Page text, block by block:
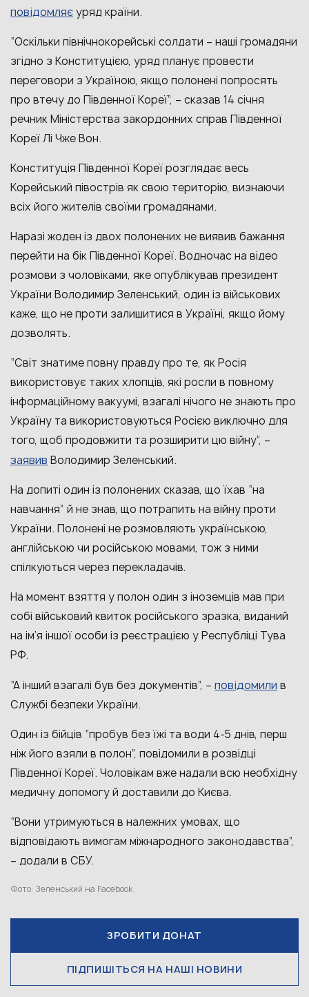
повідомляєуряд країни.
“Оскільки північнокорейські солдати – наші громадяни
згідно з Конституцією, уряд планує провести
переговори з Україною, якщо полонені попросять
про втечу до Південної Кореї”, – сказав 14 січня
речник Міністерства закордонних справ Південної
Кореї Лі Чже Вон.
Конституція Південної Кореї розглядає весь
Корейський півострів як свою територію, визнаючи
всіх його жителів своїми громадянами.
Наразі жоден із двох полонених не виявив бажання
перейти на бік Південної Кореї. Водночас на відео
розмови з чоловіками, яке опублікував президент
України Володимир Зеленський, один із військових
каже, що не проти залишитися в Україні, якщо йому
дозволять.
“Світ знатиме повну правду про те, як Росія
використовує таких хлопців, які росли в повному
інформаційному вакуумі, взагалі нічого не знають про
Україну та використовуються Росією виключно для
того, щоб продовжити та розширити цю війну”, –
заявив Володимир Зеленський.
На допиті один із полонених сказав, що їхав “на
навчання” й не знав, що потрапить на війну проти
України. Полонені не розмовляють українською,
англійською чи російською мовами, тож з ними
спілкуються через перекладачів.
На момент взяття у полон один з іноземців мав при
собі військовий квиток російського зразка, виданий
на ім’я іншої особи із реєстрацією у Республіці Тува
РФ.
“А інший взагалі був без документів”, – повідомили в
Службі безпеки України.
Один із бійців “пробув без їжі та води 4-5 днів, перш
ніж його взяли в полон”, повідомили в розвідці
Південної Кореї. Чоловікам вже надали всю необхідну
медичну допомогу й доставили до Києва.
“Вони утримуються в належних умовах, що
відповідають вимогам міжнародного законодавства”,
– додали в СБУ.
Фото: Зеленський на Facebook
ЗРОБИТИ ДОНАТ
ПІДПИШІТЬСЯ НА НАШІ НОВИНИ